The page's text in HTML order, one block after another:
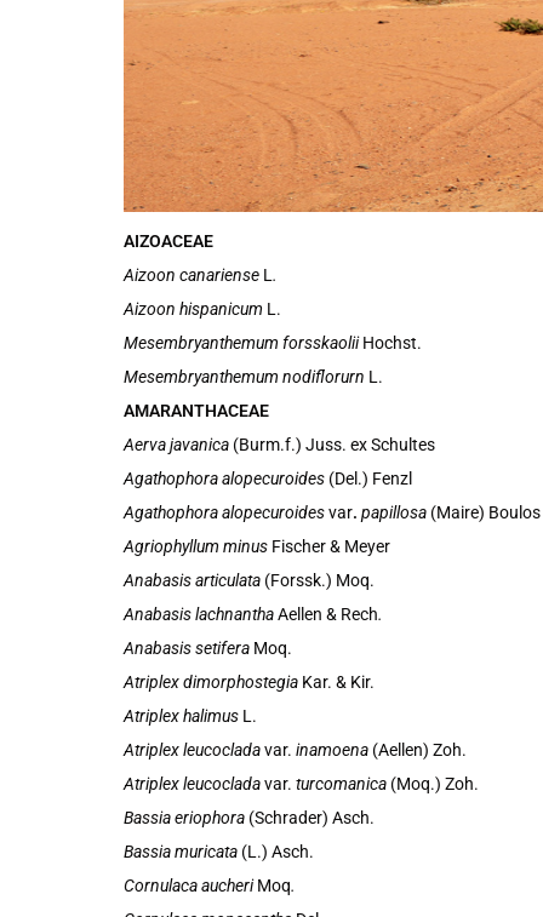
AIZOACEAE
Aizoon canariense L .
Aizoon hispanicum L.
Mesembryanthemum forsskaoliiHochst.
Mesembryanthemum nodiflorurn L.
AMARANTHACEAE
Aerva javanica (Burm.f.) Juss. ex Schultes
Agathophora alopecuroides (Del.) Fenzl
Agathophora alopecuroidesvar. papillosa (Maire) Boulos
Agriophyllum minus Fischer & Meyer
Anabasis articulata (Forssk.) Moq.
Anabasis lachnanthaAellen & Rech.
Anabasis setifera Moq.
Atriplex dimorphostegia Kar. & Kir.
Atriplex halimus L.
Atriplex leucocladavar. inamoena (Aellen) Zoh.
Atriplex leucocladavar. turcomanica (Moq.) Zoh.
Bassia eriophora (Schrader) Asch.
Bassia muricata (L.) Asch.
Cornulaca aucheriMoq.